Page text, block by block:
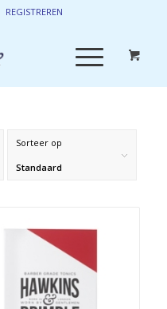
REGISTREREN
Sorteer op
Standaard